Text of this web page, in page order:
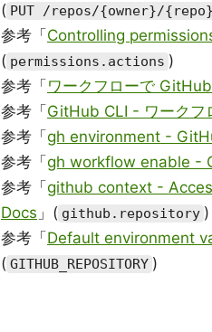
( PUT /repos/{owner}/
参考「 Controlling
( permissions.actions )
参考「 ワークフローで
参考「 GitHub CLI - ワークフ
参考「 gh environment -
参考「 gh workflow enable -
参考「 github context -
Docs 」( github.repository )
参考「 Default environment
( GITHUB_REPOSITORY )